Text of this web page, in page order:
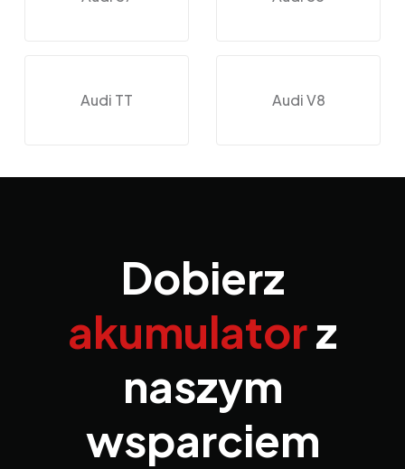
Audi TT Audi V8
Dobierz
akumulatorz
naszym
wsparciem